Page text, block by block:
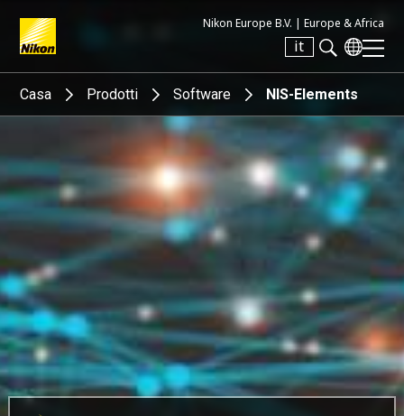
Nikon Europe B.V. | Europe & Africa
it
Search keyword(s)
Casa Prodotti Software NIS-Elements